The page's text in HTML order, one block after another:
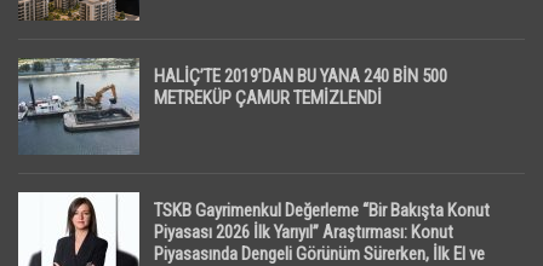
HALİÇ’TE 2019’DAN BU YANA 240 BİN 500
METREKÜP ÇAMUR TEMİZLENDİ
TSKB Gayrimenkul Değerleme “Bir Bakışta Konut
Piyasası 2026 İlk Yarıyıl” Araştırması: Konut
Piyasasında Dengeli Görünüm Sürerken, İlk El ve